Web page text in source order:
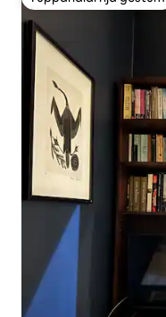
Í uppáhaldi hjá gestum